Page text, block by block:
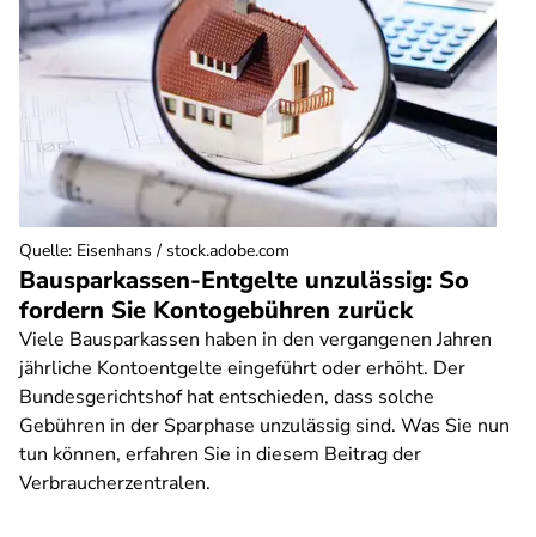
Bausparkassen-Entgelte unzulässig: So
fordern Sie Kontogebühren zurück
Viele Bausparkassen haben in den vergangenen Jahren
jährliche Kontoentgelte eingeführt oder erhöht. Der
Bundesgerichtshof hat entschieden, dass solche
Gebühren in der Sparphase unzulässig sind. Was Sie nun
tun können, erfahren Sie in diesem Beitrag der
Verbraucherzentralen.
Quelle: Eisenhans / stock.adobe.com